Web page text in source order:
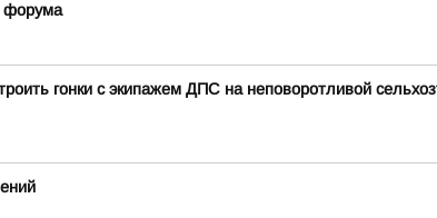
форума
гонки с экипажем ДПС на неповоротливой